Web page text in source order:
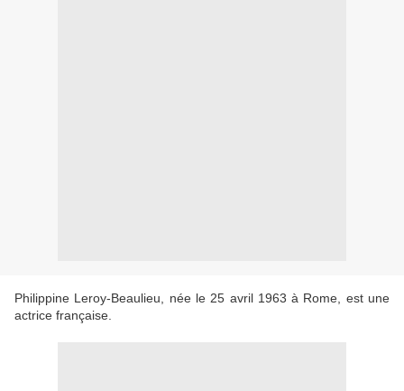
Philippine Leroy-Beaulieu, née le 25 avril 1963 à Rome, est une
actrice française.